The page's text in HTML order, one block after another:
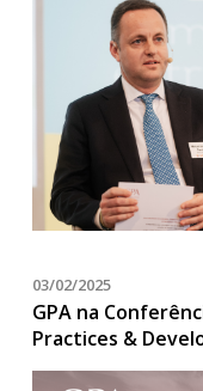
03/02/2025
GPA na
Practices &